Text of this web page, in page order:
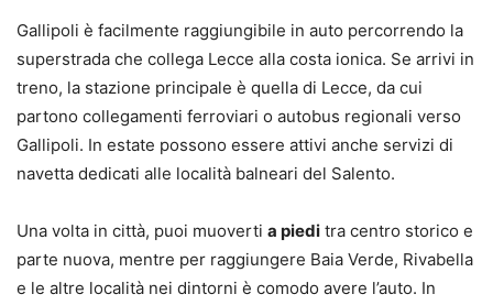
Gallipoli è facilmente raggiungibile in auto percorrendo la
superstrada che collega Lecce alla costa ionica. Se arrivi in
treno, la stazione principale è quella di Lecce, da cui
partono collegamenti ferroviari o autobus regionali verso
Gallipoli. In estate possono essere attivi anche servizi di
navetta dedicati alle località balneari del Salento.
Una volta in città, puoi muoverti a piedi tra centro storico e
parte nuova, mentre per raggiungere Baia Verde, Rivabella
e le altre località nei dintorni è comodo avere l’auto. In